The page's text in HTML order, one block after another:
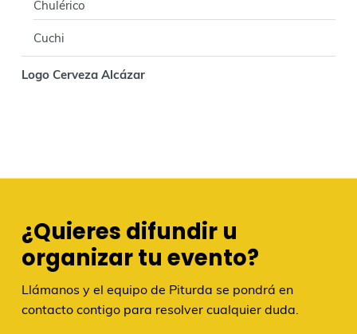
Chulérico
Cuchi
Logo Cerveza Alcázar
¿Quieres difundir u
organizar tu evento?
Llámanos y el equipo de Piturda se pondrá en
contacto contigo para resolver cualquier duda.